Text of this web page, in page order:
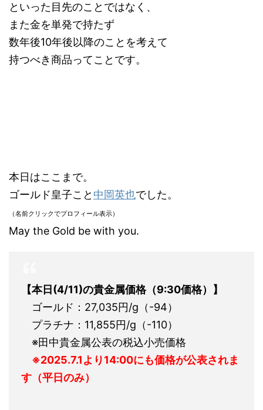
といった目先のことではなく、
また金を単発で持たず
数年後10年後以降のことを考えて
持つべき商品ってことです。
本日はここまで。
ゴールド皇子こと 中岡英也でした。
（名前クリックでプロフィール表示）
May the Gold be with you.
【本日(4/11)の貴金属価格（9:30価格）】
ゴールド：27,035円/g（-94）
プラチナ：11,855円/g（-110）
※田中貴金属公表の税込小売価格
※2025.7.1より14:00にも価格が公表されま
す（平日のみ）